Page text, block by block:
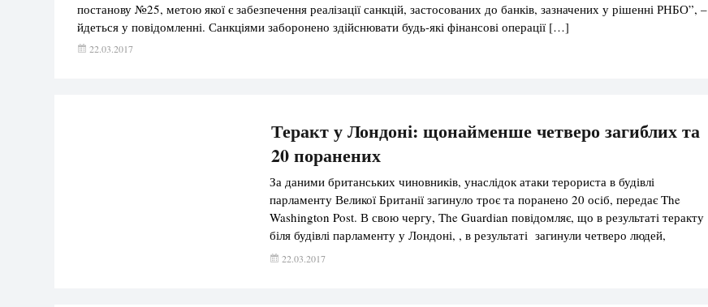
постанову №25, метою якої є забезпечення реалізації санкцій, застосованих до банків, зазначених у рішенні РНБО”, –
йдеться у повідомленні. Санкціями заборонено здійснювати будь-які фінансові операції […]
22.03.2017
Теракт у Лондоні: щонайменше четверо загиблих та
20 поранених
За даними британських чиновників, унаслідок атаки терориста в будівлі
парламенту Великої Британії загинуло троє та поранено 20 осіб, передає The
Washington Post. В свою чергу, The Guardian повідомляє, що в результаті теракту
біля будівлі парламенту у Лондоні, , в результаті загинули четверо людей,
щонайменше 20 отримали поранення. Самого нападника застрелила поліція біля
22.03.2017